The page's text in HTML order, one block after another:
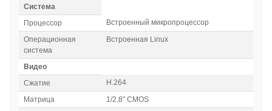
Система
Процессор
Встроенный микропроцессор
Операционная
система
Встроенная Linux
Видео
Сжатие
H.264
Матрица
1/2.8” CMOS